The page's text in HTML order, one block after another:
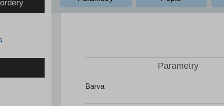
Parametry
Barva